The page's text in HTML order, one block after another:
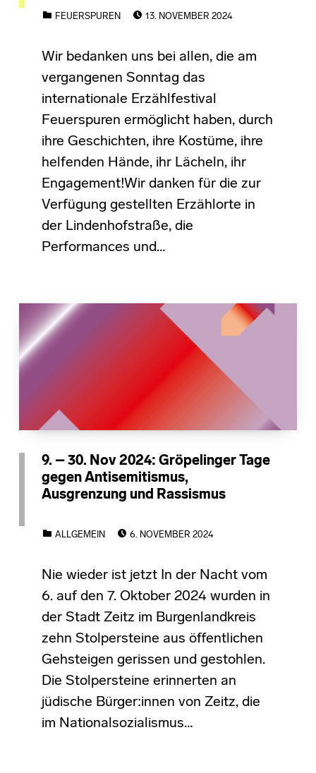
FEUERSPUREN
13. NOVEMBER 2024
Wir bedanken uns bei allen, die am
vergangenen Sonntag das
internationale Erzählfestival
Feuerspuren ermöglicht haben, durch
ihre Geschichten, ihre Kostüme, ihre
helfenden Hände, ihr Lächeln, ihr
Engagement!Wir danken für die zur
Verfügung gestellten Erzählorte in
der Lindenhofstraße, die
Performances und…
9. – 30. Nov 2024: Gröpelinger Tage
gegen Antisemitismus,
Ausgrenzung und Rassismus
ALLGEMEIN
6. NOVEMBER 2024
Nie wieder ist jetzt In der Nacht vom
6. auf den 7. Oktober 2024 wurden in
der Stadt Zeitz im Burgenlandkreis
zehn Stolpersteine aus öffentlichen
Gehsteigen gerissen und gestohlen.
Die Stolpersteine erinnerten an
jüdische Bürger:innen von Zeitz, die
im Nationalsozialismus…